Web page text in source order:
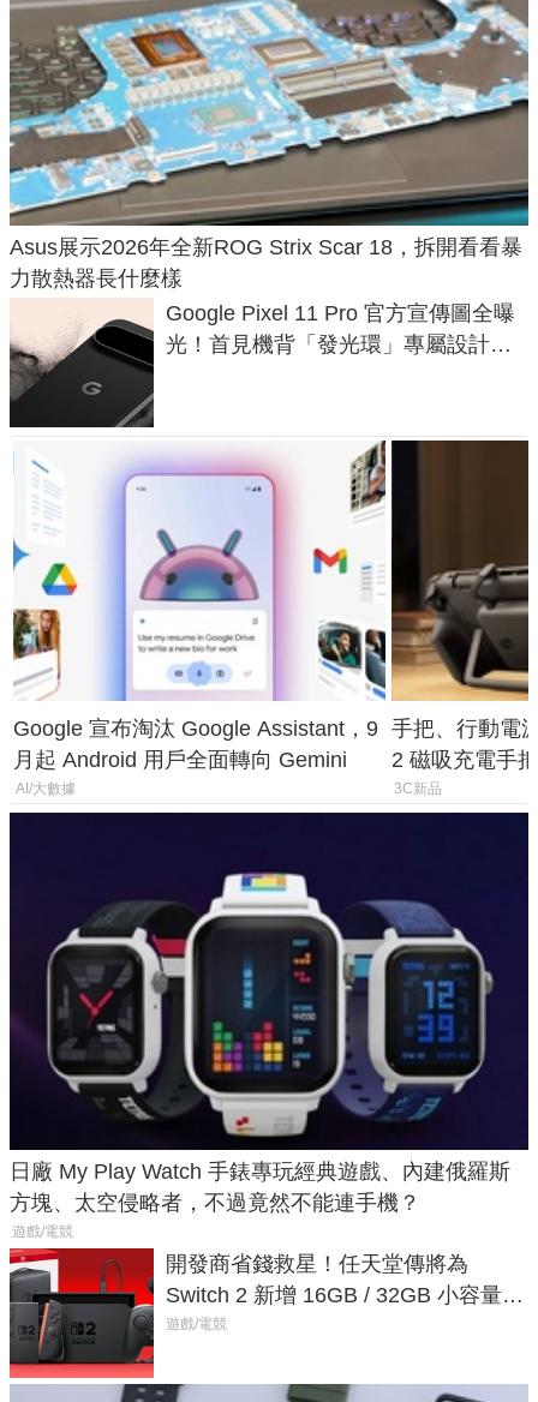
Asus展示2026年全新ROG Strix Scar 18，拆開看看暴
力散熱器長什麼樣
Google Pixel 11 Pro 官方宣傳圖全曝
光！首見機背「發光環」專屬設計、
Google 宣布淘汰 Google Assistant，9
月起 Android 用戶全面轉向 Gemini
AI/大數據
手把、行動電
2 磁吸充電手
倍
3C新品
日廠 My Play Watch 手錶專玩經典遊戲、內建俄羅斯
方塊、太空侵略者，不過竟然不能連手機？
遊戲/電競
開發商省錢救星！任天堂傳將為
Switch 2 新增 16GB / 32GB 小容量遊
戲卡的選擇
遊戲/電競